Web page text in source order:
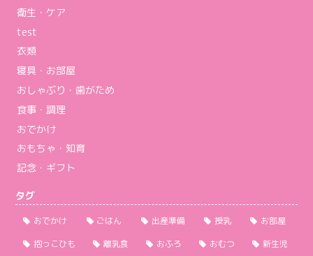
衛生・ケア
test
衣類
寝具・お部屋
おしゃぶり・歯がため
食事・調理
おでかけ
おもちゃ・知育
記念・ギフト
タグ
おでかけ ごはん 出産準備 授乳
お部屋
抱っこひも
離乳食 おふろ おむつ
新生児